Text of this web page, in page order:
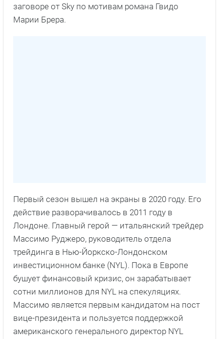
заговоре от Sky по мотивам романа Гвидо
Марии Брера.
Первый сезон вышел на экраны в 2020 году. Его
действие разворачивалось в 2011 году в
Лондоне. Главный герой — итальянский трейдер
Массимо Руджеро, руководитель отдела
трейдинга в Нью-Йоркско-Лондонском
инвестиционном банке (NYL). Пока в Европе
бушует финансовый кризис, он зарабатывает
сотни миллионов для NYL на спекуляциях.
Массимо является первым кандидатом на пост
вице-президента и пользуется поддержкой
американского генерального директор NYL